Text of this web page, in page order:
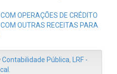
OPERAÇÕES DE CRÉDITO
OUTRAS RECEITAS PARA
Contabilidade Pública,
LRF -